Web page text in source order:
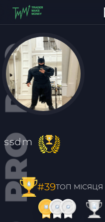
Зв'язатися з нами
ssdm
#39ТОП МІСЯЦЯ